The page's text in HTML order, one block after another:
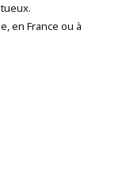
en France ou à